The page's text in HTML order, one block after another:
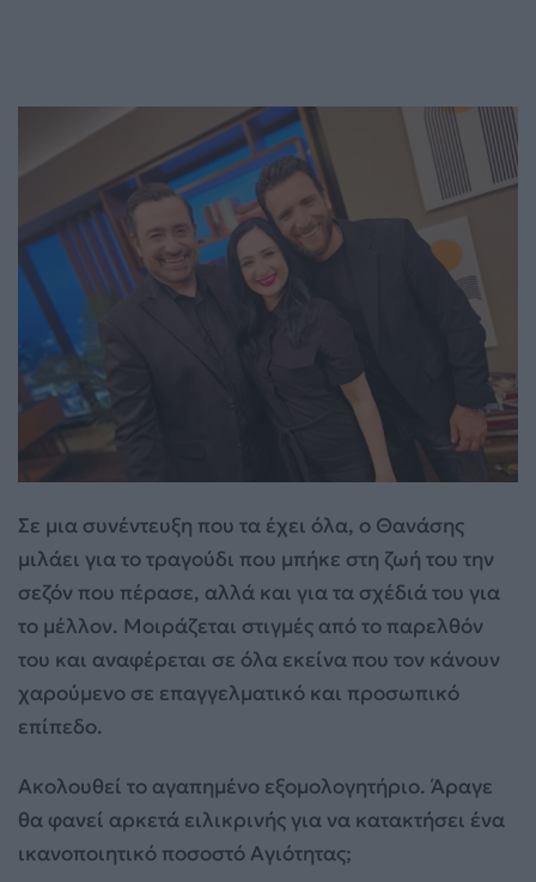
Σε μια συνέντευξη που τα έχει όλα, ο Θανάσης
μιλάει για το τραγούδι που μπήκε στη ζωή του την
σεζόν που πέρασε, αλλά και για τα σχέδιά του για
το μέλλον. Μοιράζεται στιγμές από το παρελθόν
του και αναφέρεται σε όλα εκείνα που τον κάνουν
χαρούμενο σε επαγγελματικό και προσωπικό
επίπεδο.
Ακολουθεί το αγαπημένο εξομολογητήριο. Άραγε
θα φανεί αρκετά ειλικρινής για να κατακτήσει ένα
ικανοποιητικό ποσοστό Αγιότητας;